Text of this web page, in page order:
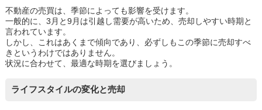
不動産の売買は、季節によっても影響を受けます。
一般的に、3月と9月は引越し需要が高いため、売却しやすい時期と
言われています。
しかし、これはあくまで傾向であり、必ずしもこの季節に売却すべ
きというわけではありません。
状況に合わせて、最適な時期を選びましょう。
ライフスタイルの変化と売却